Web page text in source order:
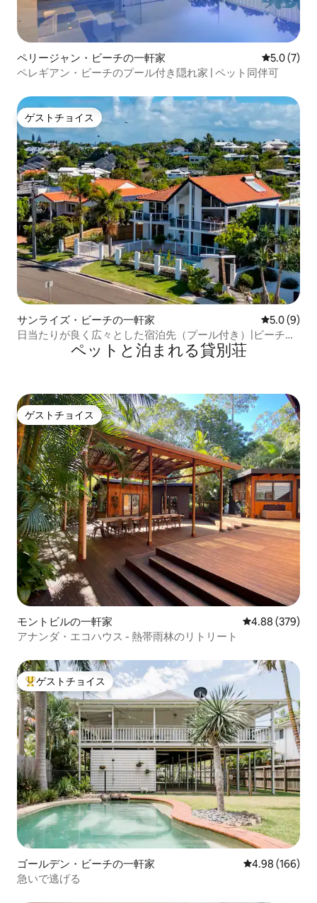
ペリージャン・ビーチの一軒家 レビュー7
5.0 (7)
ペレギアン・ビーチのプール付き隠れ家 | ペット同伴可
ゲストチョイス
ゲストチョイス
サンライズ・ビーチの一軒家 レビュー9
5.0 (9)
日当たりが良く広々とした宿泊先（プール付き）|ビーチま
ペットと泊まれる貸別荘
ゲストチョイス
ゲストチョイス
モントビルの一軒家 レビュー379
4.88 (379)
アナンダ・エコハウス - 熱帯雨林のリトリート
大好評のゲストチョイスです。
ゲストチョイス
ゴールデン・ビーチの一軒家 レビュー166
4.98 (166)
急いで逃げる